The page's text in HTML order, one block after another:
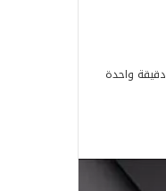
دقيقة واحدة